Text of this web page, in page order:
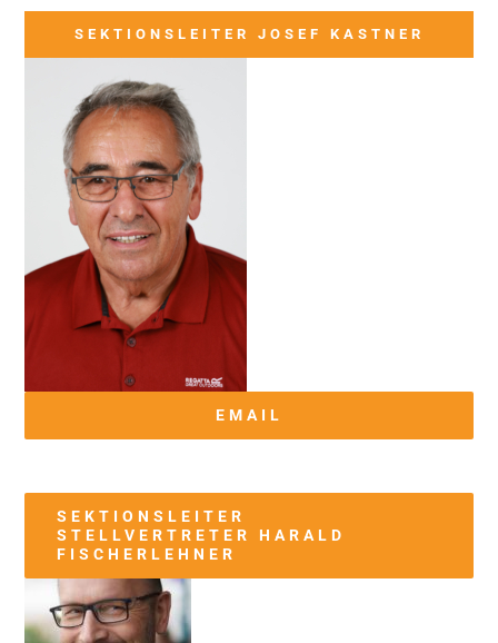
SEKTIONSLEITER JOSEF KASTNER
EMAIL
SEKTIONSLEITER
STELLVERTRETER HARALD
FISCHERLEHNER